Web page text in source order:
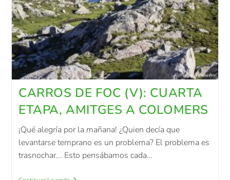
CARROS DE FOC (V): CUARTA
ETAPA, AMITGES A COLOMERS
¡Qué alegría por la mañana! ¿Quien decía que
levantarse temprano es un problema? El problema es
trasnochar... Esto pensábamos cada…